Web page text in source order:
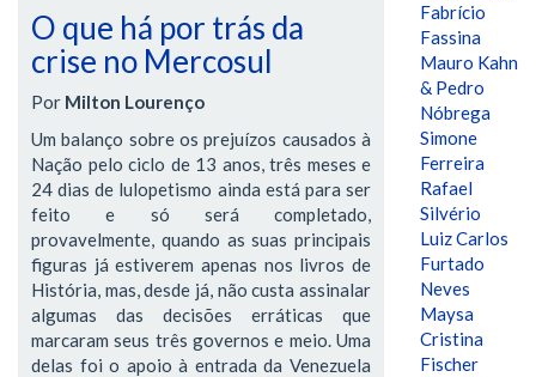
O que há por trás da
crise no Mercosul
Por Milton Lourenço
Um balanço sobre os prejuízos causados à
Nação pelo ciclo de 13 anos, três meses e
24 dias de lulopetismo ainda está para ser
feito e só será completado,
provavelmente, quando as suas principais
figuras já estiverem apenas nos livros de
História, mas, desde já, não custa assinalar
algumas das decisões erráticas que
marcaram seus três governos e meio. Uma
delas foi o apoio à entrada da Venezuela
Fabrício
Fassina
Mauro Kahn
& Pedro
Nóbrega
Simone
Ferreira
Rafael
Silvério
Luiz Carlos
Furtado
Neves
Maysa
Cristina
Fischer